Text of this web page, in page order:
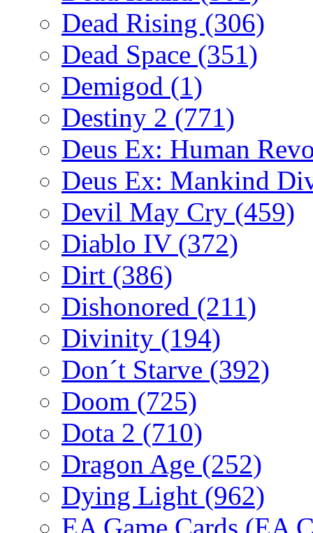
Dead Rising (306)
Dead Space (351)
Demigod (1)
Destiny 2 (771)
Deus Ex: Human
Deus Ex: Mankind
Devil May Cry (459)
Diablo IV (372)
Dirt (386)
Dishonored (211)
Divinity (194)
Don´t Starve (392)
Doom (725)
Dota 2 (710)
Dragon Age (252)
Dying Light (962)
EA Game Cards (EA